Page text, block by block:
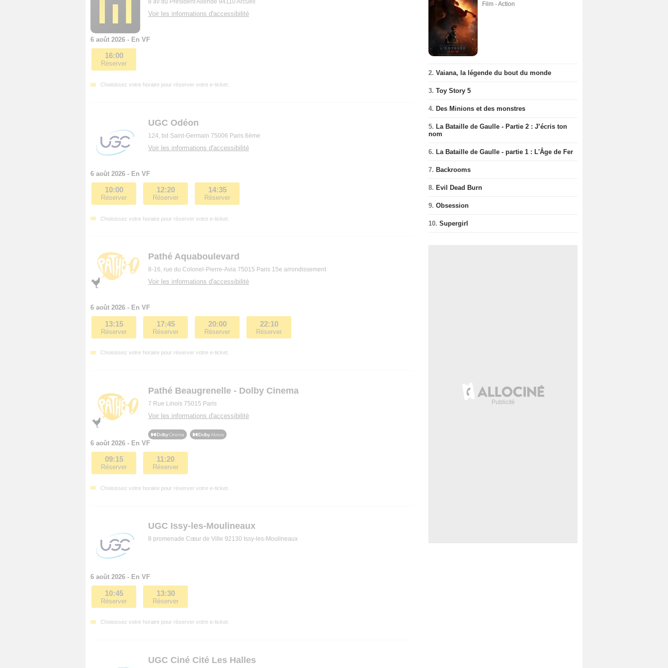
8 av du Président Allende 94110 Arcueil
Voir les informations d'accessibilité
6 août 2026 - En VF
16:00
Réserver
Choisissez votre horaire pour réserver votre e-ticket.
UGC Odéon
124, bd Saint-Germain 75006 Paris 6ème
Voir les informations d'accessibilité
6 août 2026 - En VF
10:00
Réserver
12:20
Réserver
14:35
Réserver
Choisissez votre horaire pour réserver votre e-ticket.
Pathé Aquaboulevard
8-16, rue du Colonel-Pierre-Avia 75015 Paris 15e arrondissement
Voir les informations d'accessibilité
6 août 2026 - En VF
13:15
Réserver
17:45
Réserver
20:00
Réserver
22:10
Réserver
Choisissez votre horaire pour réserver votre e-ticket.
Pathé Beaugrenelle - Dolby Cinema
7 Rue Linois 75015 Paris
Voir les informations d'accessibilité
6 août 2026 - En VF
09:15
Réserver
11:20
Réserver
Choisissez votre horaire pour réserver votre e-ticket.
UGC Issy-les-Moulineaux
8 promenade Cœur de Ville 92130 Issy-les-Moulineaux
6 août 2026 - En VF
10:45
Réserver
13:30
Réserver
Choisissez votre horaire pour réserver votre e-ticket.
UGC Ciné Cité Les Halles
Film - Action
2. Vaiana, la légende du bout du monde
3. Toy Story 5
4. Des Minions et des monstres
5. La Bataille de Gaulle - Partie 2 : J’écris ton
nom
6. La Bataille de Gaulle - partie 1 : L'Âge de Fer
7. Backrooms
8. Evil Dead Burn
9. Obsession
10. Supergirl